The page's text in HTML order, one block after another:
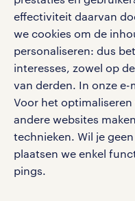
effectiviteit daarvan
we cookies om de
personaliseren: dus
interesses, zowel op
van derden. In onze e-
Voor het
andere websites
technieken. Wil je
plaatsen we enkel
pings.
Volg ons voor de
vacatures,
werken bij randstad
privacystatement
cookies